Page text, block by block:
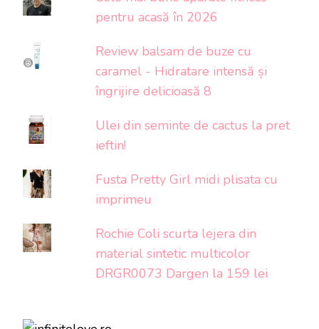
pentru acasă în 2026
Review balsam de buze cu
caramel - Hidratare intensă și
îngrijire delicioasă 8
Ulei din seminte de cactus la pret
ieftin!
Fusta Pretty Girl midi plisata cu
imprimeu
Rochie Coli scurta lejera din
material sintetic multicolor
DRGR0073 Dargen la 159 lei